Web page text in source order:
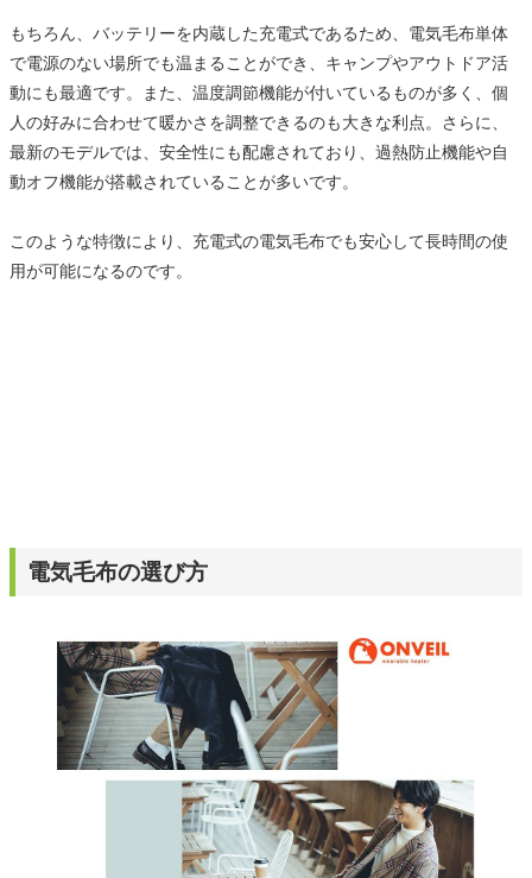
もちろん、バッテリーを内蔵した充電式であるため、電気毛布単体
で電源のない場所でも温まることができ、キャンプやアウトドア活
動にも最適です。また、温度調節機能が付いているものが多く、個
人の好みに合わせて暖かさを調整できるのも大きな利点。さらに、
最新のモデルでは、安全性にも配慮されており、過熱防止機能や自
動オフ機能が搭載されていることが多いです。
このような特徴により、充電式の電気毛布でも安心して長時間の使
用が可能になるのです。
電気毛布の選び方